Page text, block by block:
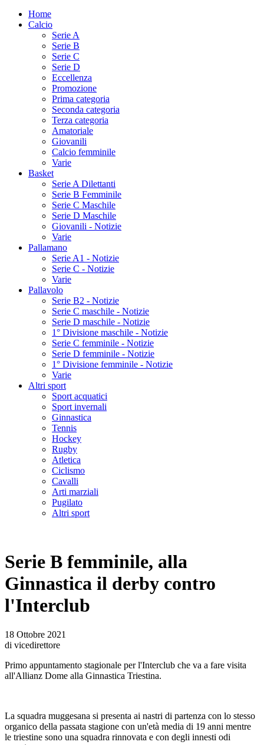
Home
Calcio
Serie A
Serie B
Serie C
Serie D
Eccellenza
Promozione
Prima categoria
Seconda categoria
Terza categoria
Amatoriale
Giovanili
Calcio femminile
Varie
Basket
Serie A Dilettanti
Serie B Femminile
Serie C Maschile
Serie D Maschile
Giovanili - Notizie
Varie
Pallamano
Serie A1 - Notizie
Serie C - Notizie
Varie
Pallavolo
Serie B2 - Notizie
Serie C maschile - Notizie
Serie D maschile - Notizie
1° Divisione maschile - Notizie
Serie C femminile - Notizie
Serie D femminile - Notizie
1° Divisione femminile - Notizie
Varie
Altri sport
Sport acquatici
Sport invernali
Ginnastica
Tennis
Hockey
Rugby
Atletica
Ciclismo
Cavalli
Arti marziali
Pugilato
Altri sport
Serie B femminile, alla
Ginnastica il derby contro
l'Interclub
18 Ottobre 2021
di vicedirettore
Primo appuntamento stagionale per l'Interclub che va a fare visita
all'Allianz Dome alla Ginnastica Triestina.
La squadra muggesana si presenta ai nastri di partenza con lo stesso
organico della passata stagione con un'età media di 19 anni mentre
le triestine sono una squadra rinnovata e con degli innesti odi